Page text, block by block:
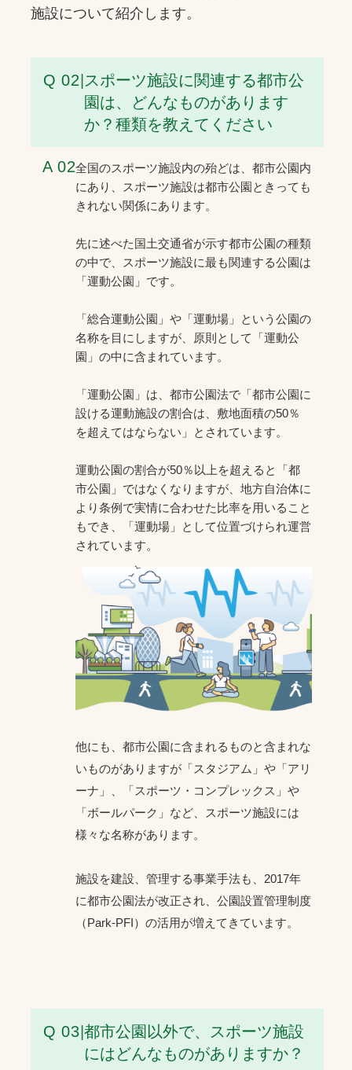
施設について紹介します。
Q 02 スポーツ施設に関連する都市公
園は、どんなものがあります
か？種類を教えてください
A 02全国のスポーツ施設内の殆どは、都市公園内
にあり、スポーツ施設は都市公園ときっても
きれない関係にあります。
先に述べた国土交通省が示す都市公園の種類
の中で、スポーツ施設に最も関連する公園は
「運動公園」です。
「総合運動公園」や「運動場」という公園の
名称を目にしますが、原則として「運動公
園」の中に含まれています。
「運動公園」は、都市公園法で「都市公園に
設ける運動施設の割合は、敷地面積の50％
を超えてはならない」とされています。
運動公園の割合が50％以上を超えると「都
市公園」ではなくなりますが、地方自治体に
より条例で実情に合わせた比率を用いること
もでき、「運動場」として位置づけられ運営
されています。
他にも、都市公園に含まれるものと含まれな
いものがありますが「スタジアム」や「アリ
ーナ」、「スポーツ・コンプレックス」や
「ボールパーク」など、スポーツ施設には
様々な名称があります。
施設を建設、管理する事業手法も、2017年
に都市公園法が改正され、公園設置管理制度
（Park-PFI）の活用が増えてきています。
Q 03 |都市公園以外で、スポーツ施設
にはどんなものがありますか？